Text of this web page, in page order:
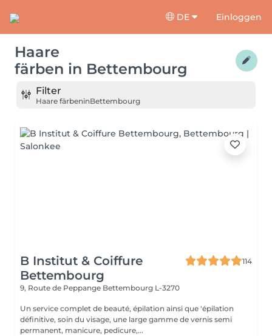
DE Einloggen
Haare
färben in Bettembourg
Filter
Haare färbeninBettembourg
B Institut & Coiffure
Bettembourg
114
9, Route de Peppange Bettembourg L-3270
Un service complet de beauté, épilation ainsi que 'épilation
définitive, soin du visage, une large gamme de vernis semi
permanent, manicure, pedicure,...